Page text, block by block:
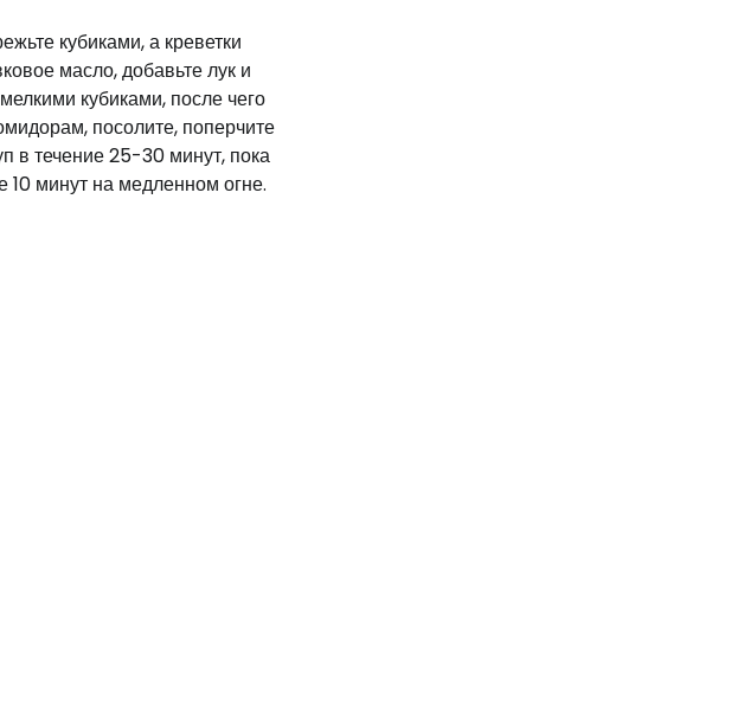
кубиками, а креветки
масло, добавьте лук и
кубиками, после чего
посолите, поперчите
в течение 25-30 минут, пока
10 минут на медленном огне.